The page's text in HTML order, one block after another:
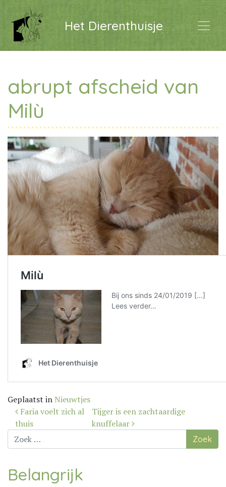
Het Dierenthuisje
abrupt afscheid van
Milù
Geplaatst in Nieuwtjes
Bericht
navigatie
Faria voelt zich al
thuis
Tijger is een zachtaardige
knuffelaar
Zoek
naar:
Belangrijk